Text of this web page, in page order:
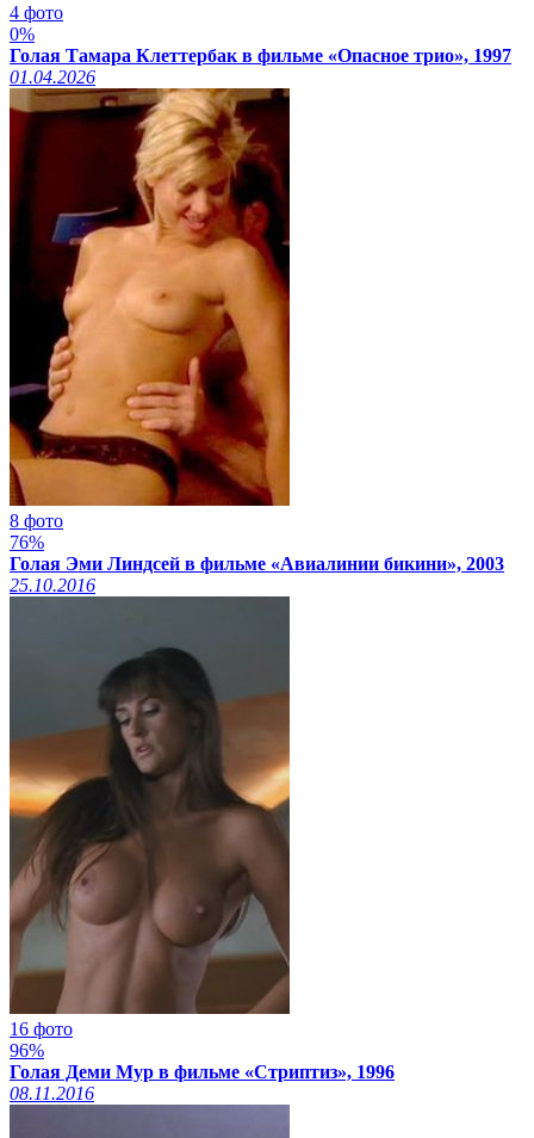
4 фото
0%
Голая Тамара Клеттербак в фильме «Опасное трио», 1997
01.04.2026
8 фото
76%
Голая Эми Линдсей в фильме «Авиалинии бикини», 2003
25.10.2016
16 фото
96%
Голая Деми Мур в фильме «Стриптиз», 1996
08.11.2016